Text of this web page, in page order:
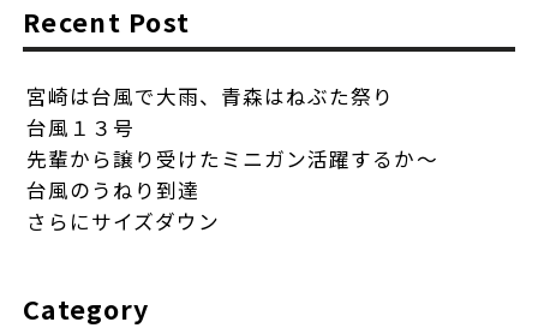
Recent Post
宮崎は台風で大雨、青森はねぶた祭り
台風１３号
先輩から譲り受けたミニガン活躍するか〜
台風のうねり到達
さらにサイズダウン
Category